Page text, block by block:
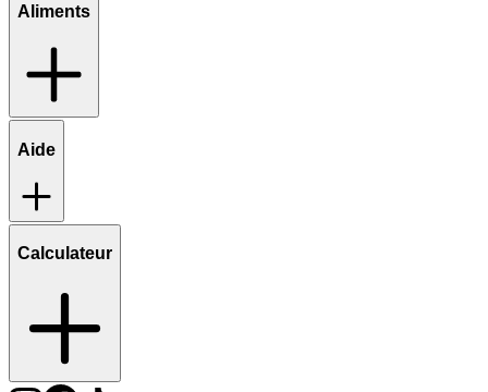
Aliments
Aide
Calculateur